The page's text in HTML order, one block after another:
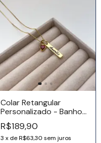
Colar Retangular
Personalizado - Banho
Ouro 18k
R$189,90
3 x deR$63,30 sem juros